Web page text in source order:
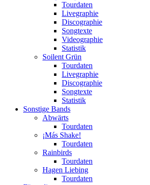
Tourdaten
Livegraphie
Discographie
Songtexte
Videographie
Statistik
Soilent Grün
Tourdaten
Livegraphie
Discographie
Songtexte
Statistik
Sonstige Bands
Abwärts
Tourdaten
¡Más Shake!
Tourdaten
Rainbirds
Tourdaten
Hagen Liebing
Tourdaten